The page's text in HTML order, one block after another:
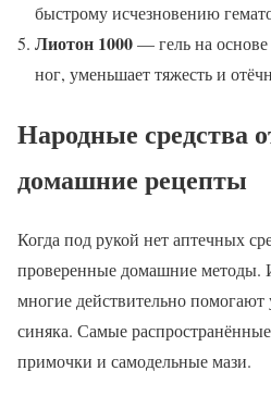
быстрому исчезновению
Лиотон 1000— гель на основе
ног, уменьшает тяжесть и
Народные средства
домашние рецепты
Когда под рукой нет аптечных
проверенные домашние методы.
многие действительно помогают
синяка. Самые
примочки и самодельные мази.